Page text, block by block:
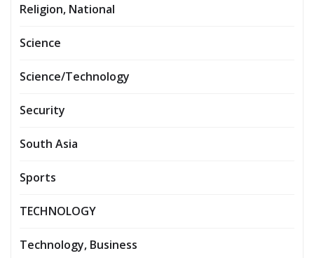
Religion, National
Science
Science/Technology
Security
South Asia
Sports
TECHNOLOGY
Technology, Business